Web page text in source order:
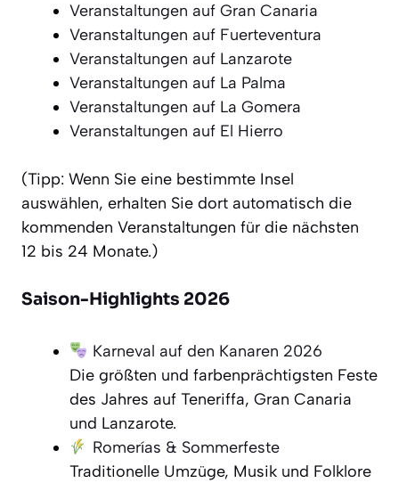
Veranstaltungen auf Gran Canaria
Veranstaltungen auf Fuerteventura
Veranstaltungen auf Lanzarote
Veranstaltungen auf La Palma
Veranstaltungen auf La Gomera
Veranstaltungen auf El Hierro
(Tipp: Wenn Sie eine bestimmte Insel
auswählen, erhalten Sie dort automatisch die
kommenden Veranstaltungen für die nächsten
12 bis 24 Monate.)
Saison-Highlights 2026
Karneval auf den Kanaren 2026
Die größten und farbenprächtigsten Feste
des Jahres auf Teneriffa, Gran Canaria
und Lanzarote.
Romerías & Sommerfeste
Traditionelle Umzüge, Musik und Folklore